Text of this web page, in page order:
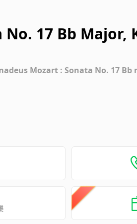
No. 17 Bb Major,
Mozart : Sonata No. 17 Bb